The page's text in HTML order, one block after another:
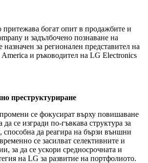
богат опит в продажбите и
и задълбочено познаване на
назначен за регионален представител на
и ръководител на LG Electronics
преструктуриране
се фокусират върху повишаване
да се изгради по-гъвкава структура за
способна да реагира на бързи външни
се засилват селективните и
за да се ускори средносрочната и
на LG за развитие на портфолиото.